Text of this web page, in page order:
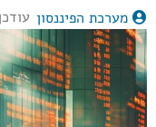
מערכת הפיננסון עודכן 15/11/